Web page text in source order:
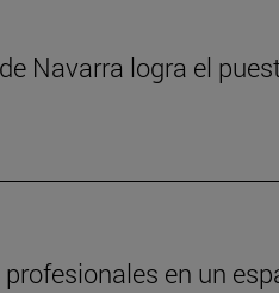
Navarra logra el
en un